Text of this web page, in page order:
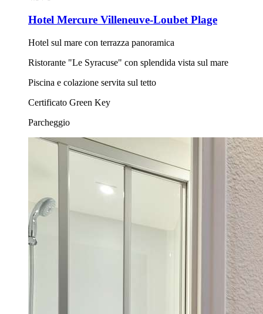
Hotel Mercure Villeneuve-Loubet Plage
Hotel sul mare con terrazza panoramica
Ristorante "Le Syracuse" con splendida vista sul mare
Piscina e colazione servita sul tetto
Certificato Green Key
Parcheggio